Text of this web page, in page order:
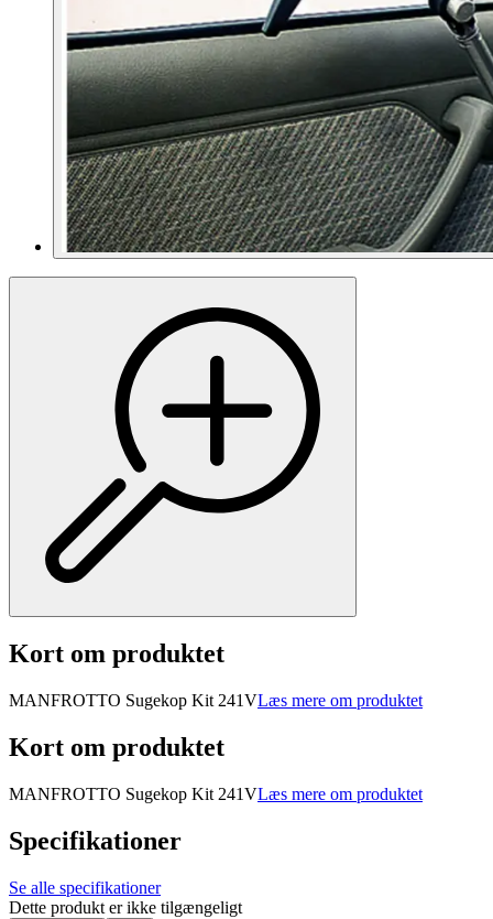
Kort om produktet
MANFROTTO Sugekop Kit 241VLæs mere om produktet
Kort om produktet
MANFROTTO Sugekop Kit 241VLæs mere om produktet
Specifikationer
Se alle specifikationer
Dette produkt er ikke tilgængeligt